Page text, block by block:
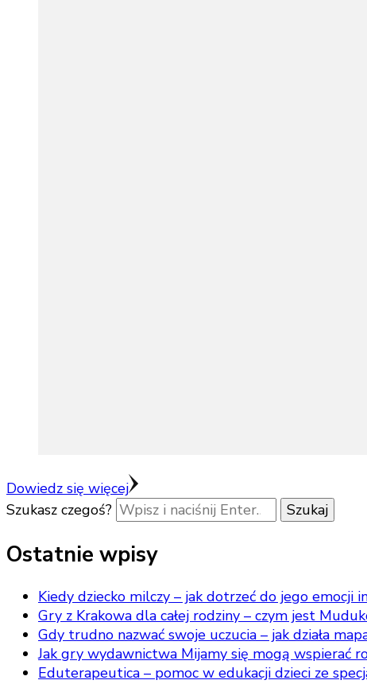
Dowiedz się więcej
Szukasz czegoś?
Ostatnie wpisy
Kiedy dziecko milczy – jak dotrzeć do jego emocji
Gry z Krakowa dla całej rodziny – czym jest
Gdy trudno nazwać swoje uczucia – jak działa
Jak gry wydawnictwa Mijamy się mogą wspierać
Eduterapeutica – pomoc w edukacji dzieci ze